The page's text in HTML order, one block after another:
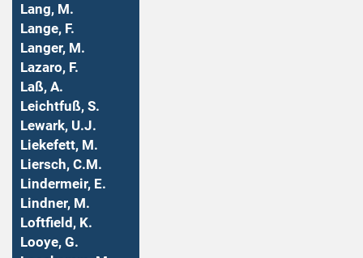
Lang, M.
Lange, F.
Langer, M.
Lazaro, F.
Laß, A.
Leichtfuß, S.
Lewark, U.J.
Liekefett, M.
Liersch, C.M.
Lindermeir, E.
Lindner, M.
Loftfield, K.
Looye, G.